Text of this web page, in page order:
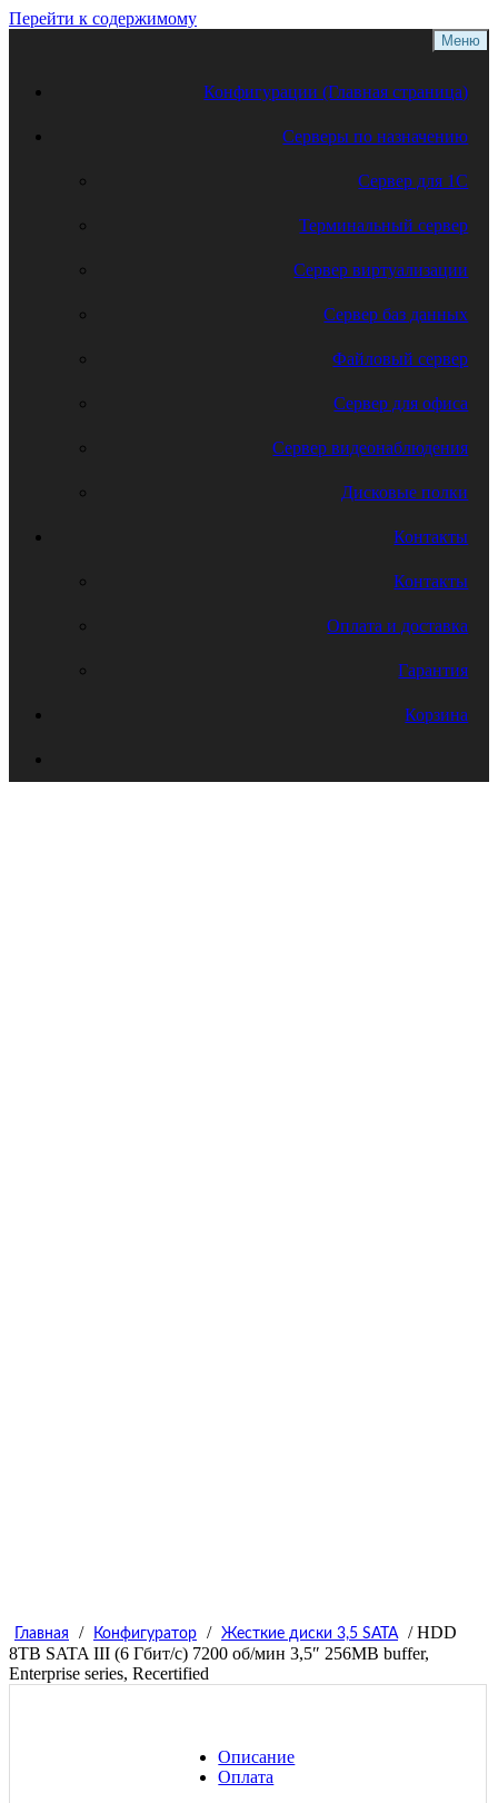
Перейти к содержимому
Меню
Конфигурации (Главная страница)
Серверы по назначению
Сервер для 1С
Терминальный сервер
Сервер виртуализации
Сервер баз данных
Файловый сервер
Сервер для офиса
Сервер видеонаблюдения
Дисковые полки
Контакты
Контакты
Оплата и доставка
Гарантия
Корзина
Главная / Конфигуратор / Жесткие диски 3,5 SATA
/ HDD
8TB SATA III (6 Гбит/с) 7200 об/мин 3,5″ 256MB buffer,
Enterprise series, Recertified
Описание
Оплата